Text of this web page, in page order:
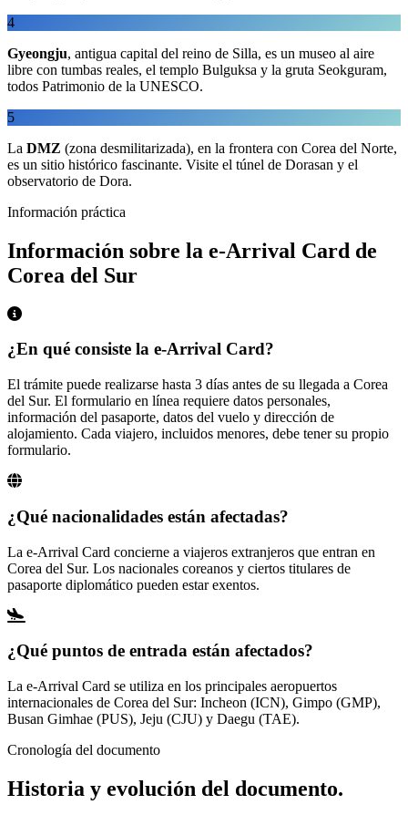
4
Gyeongju, antigua capital del reino de Silla, es un museo al aire
libre con tumbas reales, el templo Bulguksa y la gruta Seokguram,
todos Patrimonio de la UNESCO.
5
La DMZ (zona desmilitarizada), en la frontera con Corea del Norte,
es un sitio histórico fascinante. Visite el túnel de Dorasan y el
observatorio de Dora.
Información práctica
Información sobre la e-Arrival Card de
Corea del Sur
¿En qué consiste la e-Arrival Card?
El trámite puede realizarse hasta 3 días antes de su llegada a Corea
del Sur. El formulario en línea requiere datos personales,
información del pasaporte, datos del vuelo y dirección de
alojamiento. Cada viajero, incluidos menores, debe tener su propio
formulario.
¿Qué nacionalidades están afectadas?
La e-Arrival Card concierne a viajeros extranjeros que entran en
Corea del Sur. Los nacionales coreanos y ciertos titulares de
pasaporte diplomático pueden estar exentos.
¿Qué puntos de entrada están afectados?
La e-Arrival Card se utiliza en los principales aeropuertos
internacionales de Corea del Sur: Incheon (ICN), Gimpo (GMP),
Busan Gimhae (PUS), Jeju (CJU) y Daegu (TAE).
Cronología del documento
Historia y evolución del documento.